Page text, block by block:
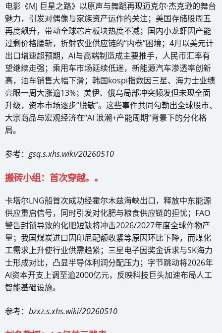
电影《MJ 巨星之路》以原声与舞蹈再现迈克尔·杰克逊的舞台
魅力，引发对偶像与家族资产运作的关注；美国存储股周五
再度飙升，带动全球芯片板块热度不减；国内小龙虾因产能
过剩价格腰斩，折射农业供应链的“内卷”困境；4月以美元计
出口增速超预期，AI与高端制造成主要推手，人民币汇率有
望继续走强；乘用车市场延续低迷，新能源汽车渗透率创新
高，油车销售大幅下滑；韩国kospi指数因三星、海力士业绩
亮眼一周大涨逾13%；美伊、俄乌局部冲突频发但未现全面
升级，资本市场逐步“脱敏”。这些事件共同勾勒出全球股市、
大宗商品与宏观经济在“AI 浪潮+产能周期”背景下的分化格
局。
参考： gsq.s.xhs.wiki/20260510
搬砖小组：首次穿越。。
卡塔尔LNG船首次成功经霍尔木兹海峡出口，释放中东能源
供应重启信号，同时引发对化肥与粮食供应链的担忧；FAO
警告封锁导致的化肥短缺将冲击2026/2027年度全球作物产
量；我国煤炭进口因印尼配额收紧等原因环比下降，而煤化
工需求上升使行业供需趋紧；三星电子因奖金诉求与SK海力
士形成对比，凸显半导体利润分配压力；字节跳动将2026年
AI资本开支上调至逾2000亿元，反映科技巨头加速布局人工
智能基础设施。
参考： bzxz.s.xhs.wiki/20260510